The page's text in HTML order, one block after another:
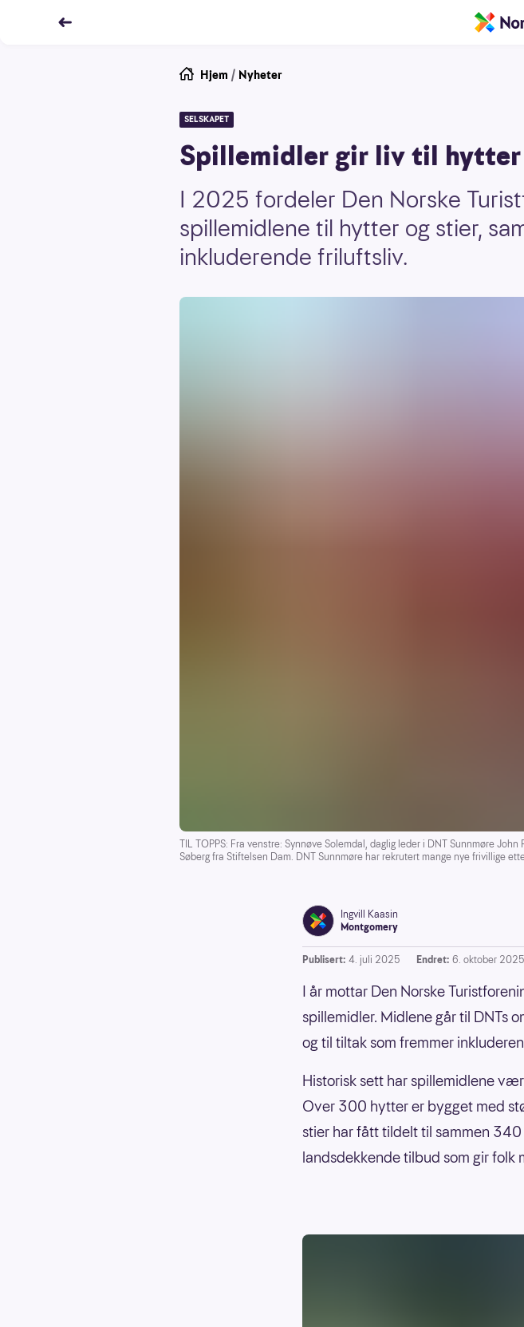
Hjem / Nyheter
SELSKAPET
Spillemidler gir liv til
I 2025 fordeler Den Norske
spillemidlene til hytter og stier,
inkluderende friluftsliv.
TIL TOPPS: Fra venstre: Synnøve Solemdal, daglig leder i DNT Sunnmøre
Søberg fra Stiftelsen Dam. DNT Sunnmøre har rekrutert mange nye frivillige
Ingvill Kaasin
Montgomery
Publisert: 4. juli 2025 Endret: 6. oktober 2025
I år mottar Den Norske
spillemidler. Midlene går til DNTs
og til tiltak som fremmer
Historisk sett har spillemidlene
Over 300 hytter er bygget med
stier har fått tildelt til sammen
landsdekkende tilbud som gir folk